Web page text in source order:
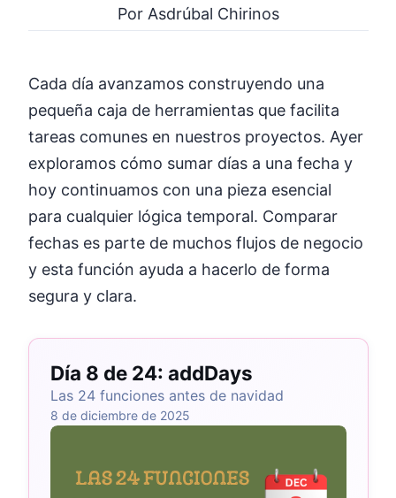
Por Asdrúbal Chirinos
Cada día avanzamos construyendo una
pequeña caja de herramientas que facilita
tareas comunes en nuestros proyectos. Ayer
exploramos cómo sumar días a una fecha y
hoy continuamos con una pieza esencial
para cualquier lógica temporal. Comparar
fechas es parte de muchos flujos de negocio
y esta función ayuda a hacerlo de forma
segura y clara.
Día 8 de 24: addDays
Las 24 funciones antes de navidad
8 de diciembre de 2025